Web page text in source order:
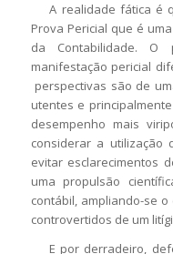
A realidade fática é
Prova Pericial que é
da Contabilidade.
manifestação pericial
perspectivas são de
utentes e
desempenho mais
considerar a utilização
evitar esclarecimentos
uma propulsão
contábil, ampliando-se
controvertidos de um
E por derradeiro,